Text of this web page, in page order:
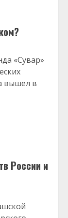
«Сувар»
вышел в
России и